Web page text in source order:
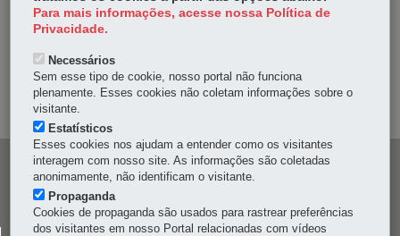
DENUNCIE CORRUPÇÃO
OUVIDORIA
Navegação
principal
Para mais informações, acesse nossa Política de
Privacidade.
Necessários
Sem esse tipo de cookie, nosso portal não funciona
plenamente. Esses cookies não coletam informações sobre o
visitante.
Estatísticos
Esses cookies nos ajudam a entender como os visitantes
interagem com nosso site. As informações são coletadas
anonimamente, não identificam o visitante.
Propaganda
Cookies de propaganda são usados para rastrear preferências
dos visitantes em nosso Portal relacionadas com vídeos